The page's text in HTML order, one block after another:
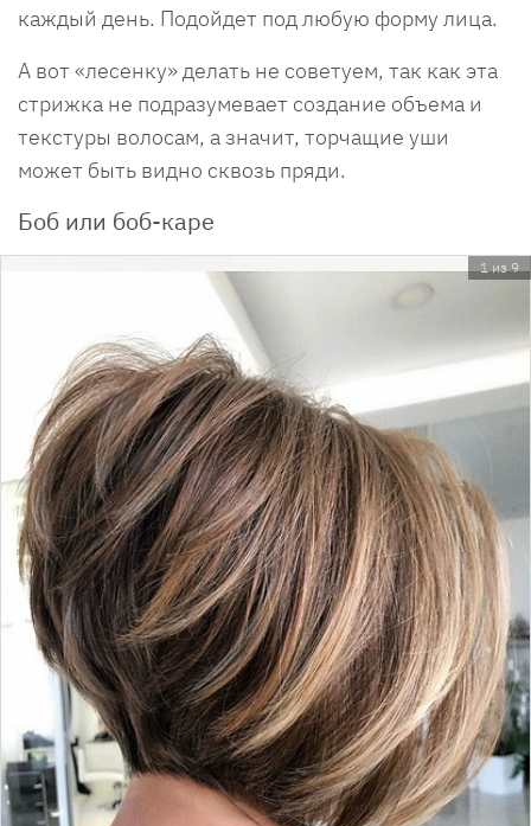
каждый день. Подойдет под любую форму лица.
А вот «лесенку» делать не советуем, так как эта
стрижка не подразумевает создание объема и
текстуры волосам, а значит, торчащие уши
может быть видно сквозь пряди.
Боб или боб-каре
1 из 9